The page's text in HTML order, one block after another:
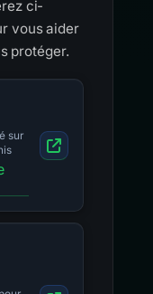
ci-
vous aider
protéger.
sur